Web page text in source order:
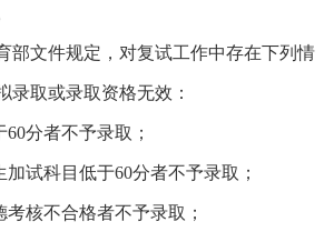
部文件规定，对复试工作中存在下列情
录取或录取资格无效：
60分者不予录取；
加试科目低于60分者不予录取；
考核不合格者不予录取；